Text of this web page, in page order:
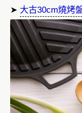
➤ 大古30cm燒烤